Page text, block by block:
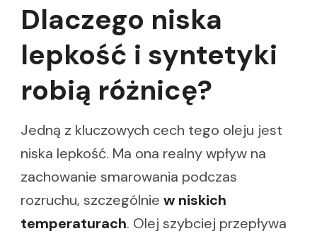
Dlaczego niska
lepkość i syntetyki
robią różnicę?
Jedną z kluczowych cech tego oleju jest
niska lepkość. Ma ona realny wpływ na
zachowanie smarowania podczas
rozruchu, szczególnie w niskich
temperaturach. Olej szybciej przepływa